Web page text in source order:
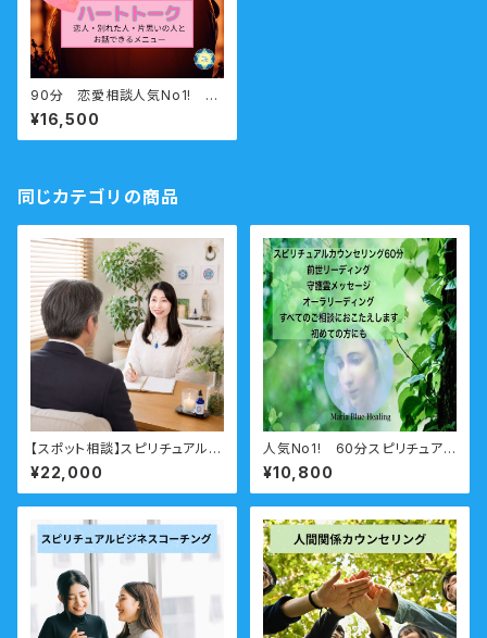
90分 恋愛相談人気No1! ハ
ートトーク（恋人交信）恋人・別
れた人・片思いの人とお話でき
る
¥16,500
同じカテゴリの商品
【スポット相談】スピリチュアル相
談 ビジネス向け
¥22,000
人気No1! 60分スピリチュアル
カウンセリング 前世・未来透
視・オーラ・守護霊
¥10,800